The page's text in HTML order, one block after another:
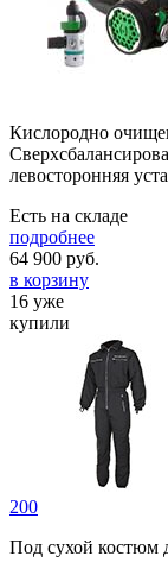
Кислородно
левосторонняя
Есть на складе
подробнее
64 900 руб.
в корзину
16 уже
купили
200
Под сухой костюм